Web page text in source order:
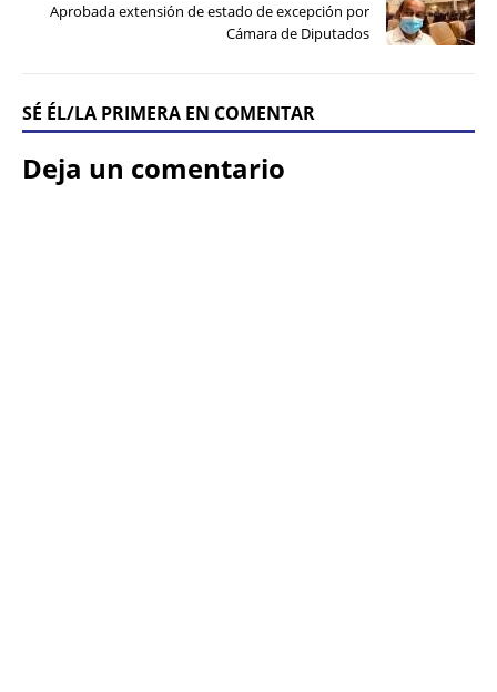
Aprobada extensión de estado de excepción por
Cámara de Diputados
SÉ ÉL/LA PRIMERA EN COMENTAR
Deja un comentario